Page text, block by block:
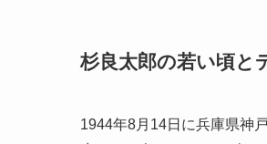
杉良太郎の若い頃と
1944年8月14日に兵庫県神